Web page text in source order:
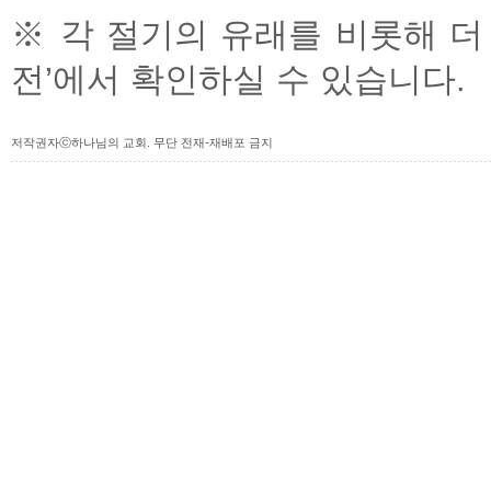
※ 각 절기의 유래를 비롯해 더
전’에서 확인하실 수 있습니다.
저작권자ⓒ하나님의 교회. 무단 전재-재배포 금지